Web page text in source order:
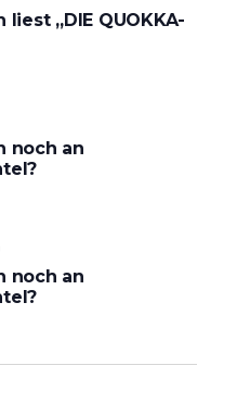
„DIE QUOKKA-
noch an
noch an